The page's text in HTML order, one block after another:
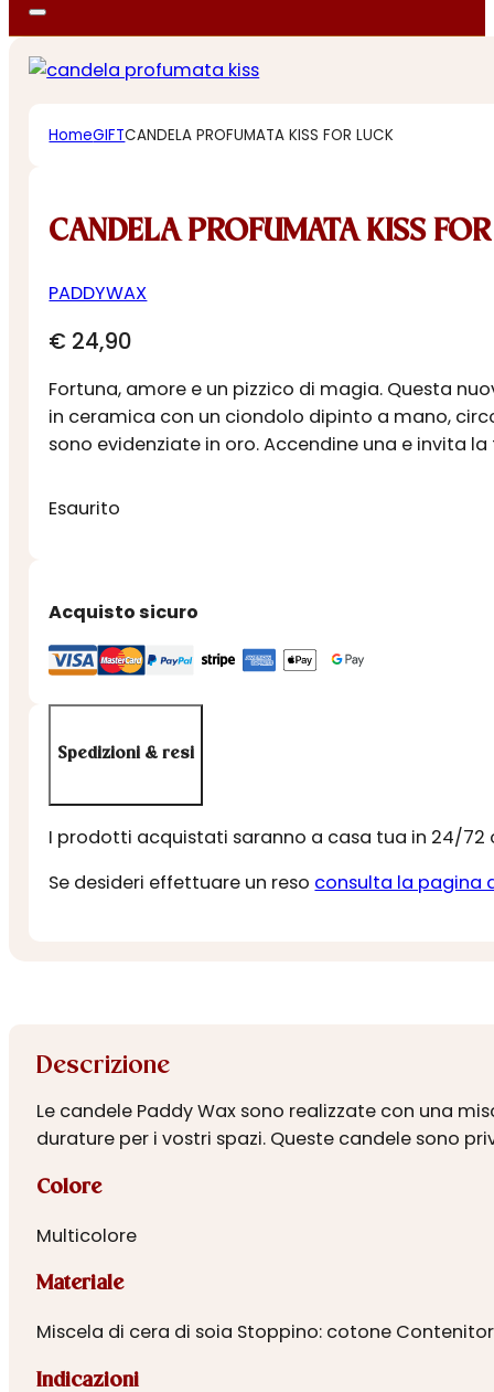
HomeGIFTCANDELA PROFUMATA KISS FOR LUCK
CANDELA PROFUMATA KISS
PADDYWAX
€ 24,90
Fortuna, amore e un pizzico di magia. Questa
in ceramica con un ciondolo dipinto a mano,
sono evidenziate in oro. Accendine una e invita
Esaurito
Acquisto sicuro
Spedizioni & resi
I prodotti acquistati saranno a casa tua in 24/72
Se desideri effettuare un reso consulta la pagina
Descrizione
Le candele Paddy Wax sono realizzate con una
durature per i vostri spazi. Queste candele sono
Colore
Multicolore
Materiale
Miscela di cera di soia Stoppino: cotone
Indicazioni